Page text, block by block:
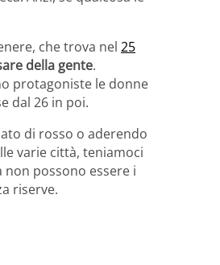
che trova nel 25
della gente.
protagoniste le donne
dal 26 in poi.
di rosso o aderendo
varie città, teniamoci
possono essere i
riserve.